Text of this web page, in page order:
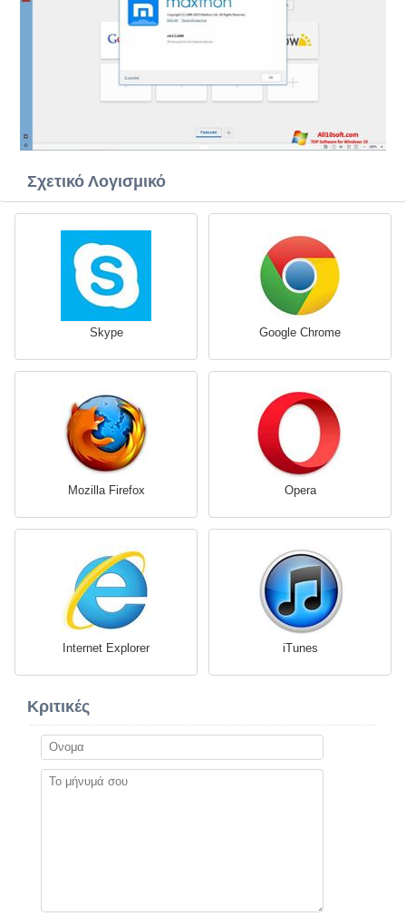
Σχετικό Λογισμικό
Skype Google Chrome
Mozilla Firefox Opera
Internet Explorer iTunes
Κριτικές